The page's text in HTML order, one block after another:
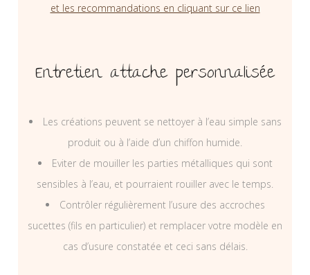
et les recommandations en cliquant sur ce lien
Entretien attache personnalisée
Les créations peuvent se nettoyer à l’eau simple sans
produit ou à l’aide d’un chiffon humide.
Eviter de mouiller les parties métalliques qui sont
sensibles à l’eau, et pourraient rouiller avec le temps.
Contrôler régulièrement l’usure des accroches
sucettes (fils en particulier) et remplacer votre modèle en
cas d’usure constatée et ceci sans délais.